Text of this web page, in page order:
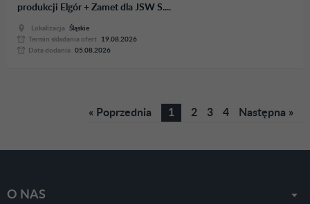
produkcji Elgór + Zamet dla JSW S....
Lokalizacja
Śląskie
Termin skladania ofert
19.08.2026
Data dodania
05.08.2026
« Poprzednia 1 2 3 4 Następna »
O NAS